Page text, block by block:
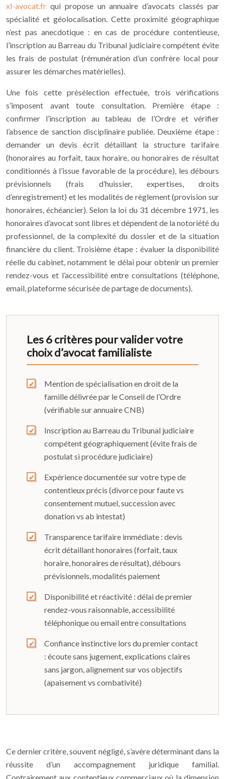
xl-avocat.fr qui propose un annuaire d’avocats classés par
spécialité et géolocalisation. Cette proximité géographique
n’est pas anecdotique : en cas de procédure contentieuse,
l’inscription au Barreau du Tribunal judiciaire compétent évite
les frais de postulat (rémunération d’un confrère local pour
assurer les démarches matérielles).
Une fois cette présélection effectuée, trois vérifications
s’imposent avant toute consultation. Première étape :
confirmer l’inscription au tableau de l’Ordre et vérifier
l’absence de sanction disciplinaire publiée. Deuxième étape :
demander un devis écrit détaillant la structure tarifaire
(honoraires au forfait, taux horaire, ou honoraires de résultat
conditionnés à l’issue favorable de la procédure), les débours
prévisionnels (frais d’huissier, expertises, droits
d’enregistrement) et les modalités de règlement (provision sur
honoraires, échéancier). Selon la loi du 31 décembre 1971, les
honoraires d’avocat sont libres et dépendent de la notoriété du
professionnel, de la complexité du dossier et de la situation
financière du client. Troisième étape : évaluer la disponibilité
réelle du cabinet, notamment le délai pour obtenir un premier
rendez-vous et l’accessibilité entre consultations (téléphone,
email, plateforme sécurisée de partage de documents).
Les 6 critères pour valider votre
choix d’avocat familialiste
Mention de spécialisation en droit de la
famille délivrée par le Conseil de l’Ordre
(vérifiable sur annuaire CNB)
Inscription au Barreau du Tribunal judiciaire
compétent géographiquement (évite frais de
postulat si procédure judiciaire)
Expérience documentée sur votre type de
contentieux précis (divorce pour faute vs
consentement mutuel, succession avec
donation vs ab intestat)
Transparence tarifaire immédiate : devis
écrit détaillant honoraires (forfait, taux
horaire, honoraires de résultat), débours
prévisionnels, modalités paiement
Disponibilité et réactivité : délai de premier
rendez-vous raisonnable, accessibilité
téléphonique ou email entre consultations
Confiance instinctive lors du premier contact
: écoute sans jugement, explications claires
sans jargon, alignement sur vos objectifs
(apaisement vs combativité)
Ce dernier critère, souvent négligé, s’avère déterminant dans la
réussite d’un accompagnement juridique familial.